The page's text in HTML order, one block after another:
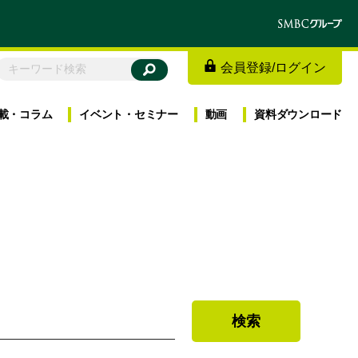
会員登録/ログイン
・ コラム イベント・ セミナー 動画 資料ダウンロード